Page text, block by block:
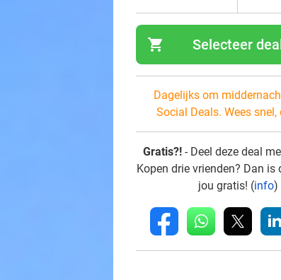
shopping_cart Selecteer
Dagelijks om
Social Deals. Wees snel,
Gratis?! - Deel deze deal
Kopen drie vrienden? Dan is
jou gratis! (info)
fb whatsapp linkedin